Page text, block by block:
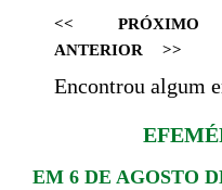
<<
ANTERIOR
PRÓXIMO
>>
Encontrou algum
EM 6 DE AGOSTO